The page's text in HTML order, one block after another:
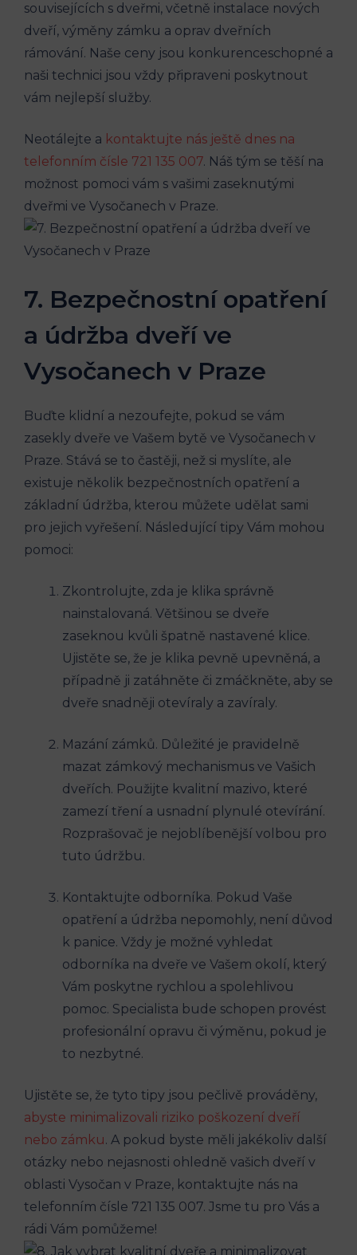
souvisejících s dveřmi, včetně instalace nových
dveří, výměny zámku a oprav dveřních
rámování. Naše ceny jsou konkurenceschopné a
naši technici jsou vždy připraveni poskytnout
vám nejlepší služby.
Neotálejte a kontaktujte nás ještě dnes na
telefonním čísle 721 135 007. Náš tým se těší na
možnost pomoci vám s vašimi zaseknutými
dveřmi ve Vysočanech v Praze.
7. Bezpečnostní opatření
a údržba dveří ve
Vysočanech v Praze
Buďte klidní a nezoufejte, pokud se vám
zasekly dveře ve Vašem bytě ve Vysočanech v
Praze. Stává se to častěji, než si myslíte, ale
existuje několik bezpečnostních opatření a
základní údržba, kterou můžete udělat sami
pro jejich vyřešení. Následující tipy Vám mohou
pomoci:
Zkontrolujte, zda je klika správně
nainstalovaná. Většinou se dveře
zaseknou kvůli špatně nastavené klice.
Ujistěte se, že je klika pevně upevněná, a
případně ji zatáhněte či zmáčkněte, aby se
dveře snadněji otevíraly a zavíraly.
Mazání zámků. Důležité je pravidelně
mazat zámkový mechanismus ve Vašich
dveřích. Použijte kvalitní mazivo, které
zamezí tření a usnadní plynulé otevírání.
Rozprašovač je nejoblíbenější volbou pro
tuto údržbu.
Kontaktujte odborníka. Pokud Vaše
opatření a údržba nepomohly, není důvod
k panice. Vždy je možné vyhledat
odborníka na dveře ve Vašem okolí, který
Vám poskytne rychlou a spolehlivou
pomoc. Specialista bude schopen provést
profesionální opravu či výměnu, pokud je
to nezbytné.
Ujistěte se, že tyto tipy jsou pečlivě prováděny,
abyste minimalizovali riziko poškození dveří
nebo zámku. A pokud byste měli jakékoliv další
otázky nebo nejasnosti ohledně vašich dveří v
oblasti Vysočan v Praze, kontaktujte nás na
telefonním čísle 721 135 007. Jsme tu pro Vás a
rádi Vám pomůžeme!